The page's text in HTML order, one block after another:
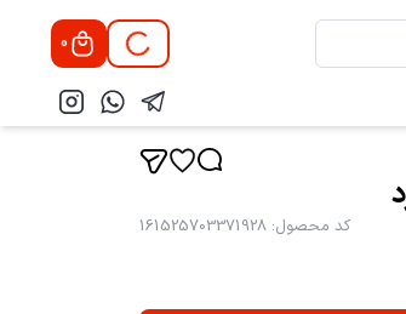
0
کد محصول:
161525703371928